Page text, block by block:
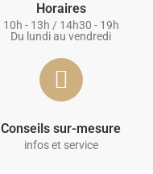
Horaires
10h - 13h / 14h30 - 19h
Du lundi au vendredi
Conseils sur-mesure
infos et service